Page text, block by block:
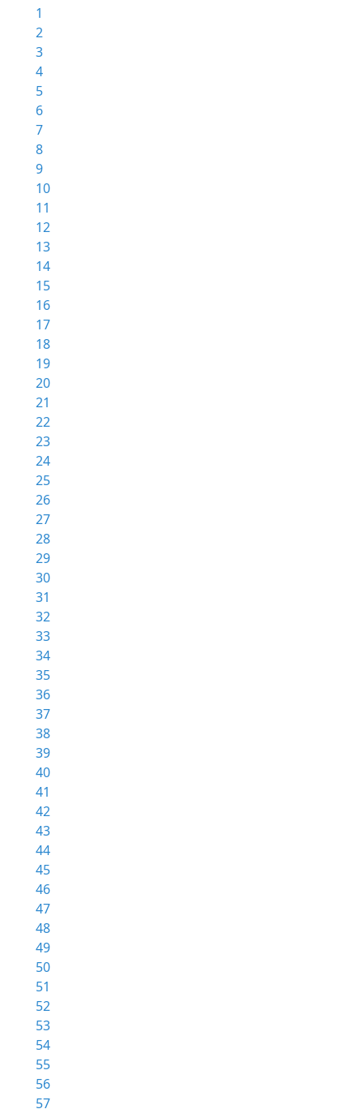
1
2
3
4
5
6
7
8
9
10
11
12
13
14
15
16
17
18
19
20
21
22
23
24
25
26
27
28
29
30
31
32
33
34
35
36
37
38
39
40
41
42
43
44
45
46
47
48
49
50
51
52
53
54
55
56
57